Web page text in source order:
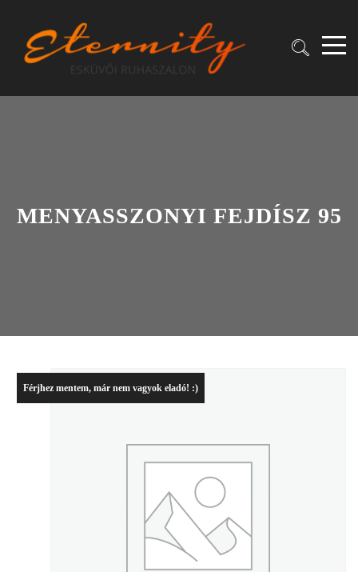
MENYASSZONYI FEJDÍSZ 95
Férjhez mentem, már nem vagyok eladó! :)